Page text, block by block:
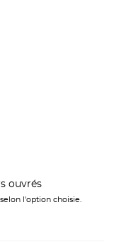
ouvrés
l'option choisie.